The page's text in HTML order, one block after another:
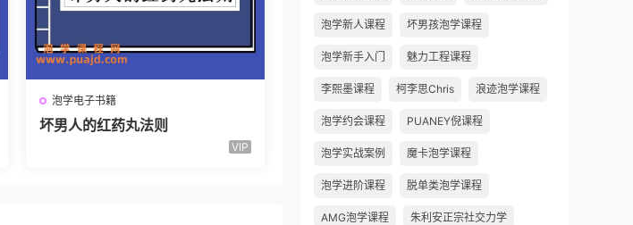
泡学电子书籍
坏男人的红药丸法则
VIP
泡学新人课程 坏男孩泡学课程
泡学新手入门 魅力工程课程
李熙墨课程 柯李思Chris 浪迹泡学课程
泡学约会课程 PUANEY倪课程
泡学实战案例 魔卡泡学课程
泡学进阶课程 脱单类泡学课程
AMG泡学课程 朱利安正宗社交力学